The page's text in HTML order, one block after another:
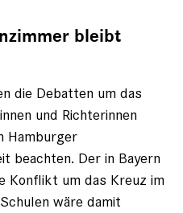
bleibt
die Debatten um das
und Richterinnen
Hamburger
beachten. Der in Bayern
Konflikt um das Kreuz im
wäre damit